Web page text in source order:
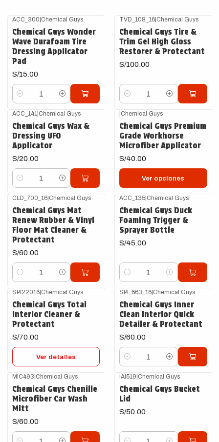
ACC_300|Chemical Guys
Chemical Guys Wonder
Wave Durafoam Tire
Dressing Applicator
Pad
S/15.00
Cantidad
TVD_108_16|Chemical Guys
Chemical Guys Tire &
Trim Gel High Gloss
Restorer & Protectant
S/100.00
Cantidad
ACC_141 |Chemical Guys
Chemical Guys Wax &
Dressing UFO
Applicator
S/20.00
Cantidad
|Chemical Guys
Chemical Guys Premium
Grade Workhorse
Microfiber Applicator
S/40.00
Ver opciones
CLD_700_16|Chemical Guys
Chemical Guys Mat
Renew Rubber & Vinyl
Floor Mat Cleaner &
Protectant
S/60.00
Cantidad
ACC_135|Chemical Guys
Chemical Guys Duck
Foaming Trigger &
Sprayer Bottle
S/45.00
Cantidad
SPI22016|Chemical Guys
Chemical Guys Total
Interior Cleaner &
Protectant
S/70.00
Ver detalles
SPI_663_16|Chemical Guys
Chemical Guys Inner
Clean Interior Quick
Detailer & Protectant
S/60.00
Cantidad
MIC493|Chemical Guys
Chemical Guys Chenille
Microfiber Car Wash
Mitt
S/60.00
IAI519|Chemical Guys
Chemical Guys Bucket
Lid
S/50.00